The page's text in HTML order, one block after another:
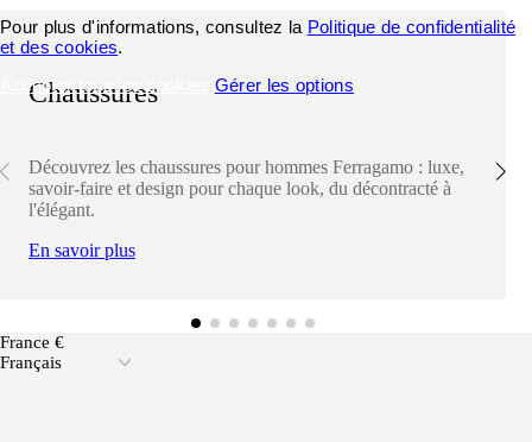
Chaussures
Découvrez les chaussures pour hommes Ferragamo : luxe,
savoir-faire et design pour chaque look, du décontracté à
l'élégant.
En savoir plus
France €
Français
Pour plus d'informations, consultez la Politique de confidentialité
et des cookies.
Accepter tous les cookies
Gérer les options